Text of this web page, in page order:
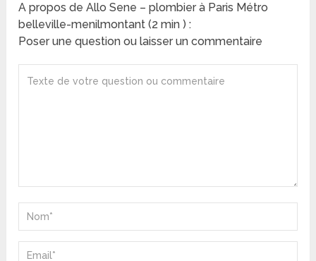
A propos de Allo Sene – plombier à Paris Métro
belleville-menilmontant (2 min ) :
Poser une question ou laisser un commentaire